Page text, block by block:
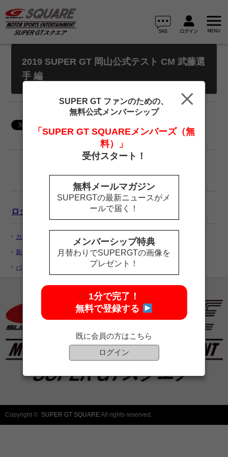
2019 SUPER GT 岡山公式テスト CM 武藤選
手 編
ログイン
カートを見る
新規ユーザー登録
パスワードをお忘れですか ?
Copyright © SUPER GT SQUAREAll rights reserved.
SUPER GT ファンのための、
無料公式メンバーシップ
「SUPER GT SQUAREメンバーズ（無
料）」
受付スタート！
無料メールマガジン
SUPERGTの最新ニュースがメ
ールで届く！
メンバーシップ特典
月替わりでSUPERGTの画像を
プレゼント！
1分で完了！
無料で登録する
既に会員の方はこちら
ログイン